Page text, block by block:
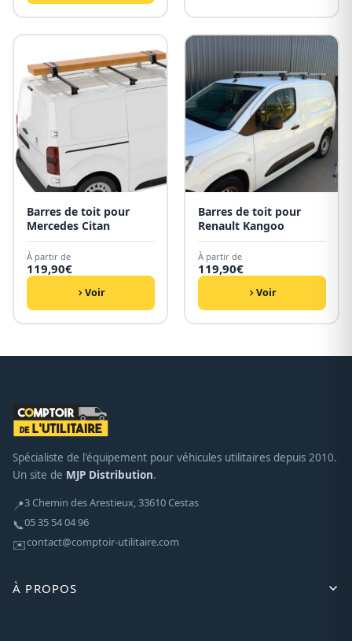
Barres de toit pour
Mercedes Citan
À partir de
119,90€
Voir
Barres de toit pour
Renault Kangoo
À partir de
119,90€
Voir
Spécialiste de l'équipement pour véhicules utilitaires depuis 2010.
Un site de MJP Distribution.
📍3 Chemin des Arestieux, 33610 Cestas
📞05 35 54 04 96
✉️contact@comptoir-utilitaire.com
À PROPOS